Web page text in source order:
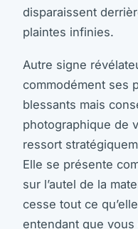
disparaissent
plaintes infinies.
Autre signe
commodément ses
blessants mais
photographique de
ressort
Elle se présente
sur l’autel de la
cesse tout ce
entendant que